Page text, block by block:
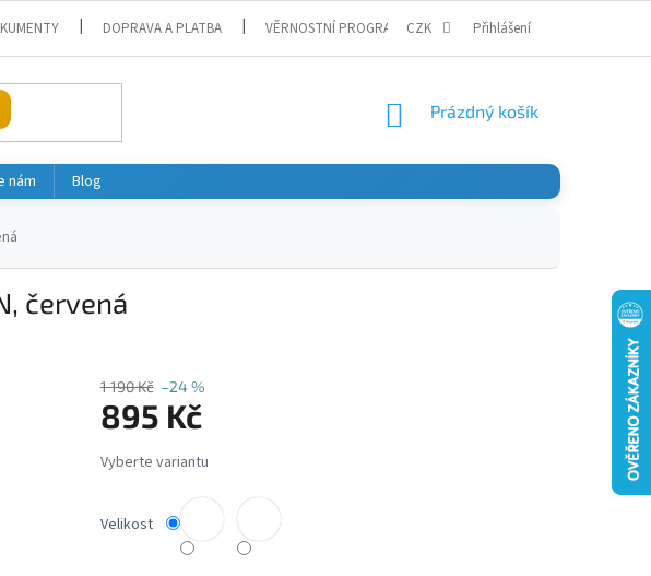
DOPRAVA A PLATBA VĚRNOSTNÍ PROGRAM CZK Přihlášení
NÁKUPNÍ
Prázdný košík
nám Blog
červená
1 190 Kč –24 %
895 Kč
Měrná
cena:
Velikost